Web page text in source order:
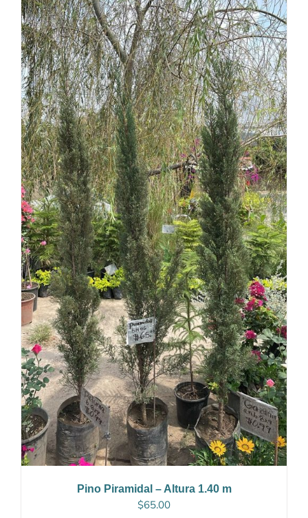
Pino Piramidal – Altura 1.40 m
$65.00